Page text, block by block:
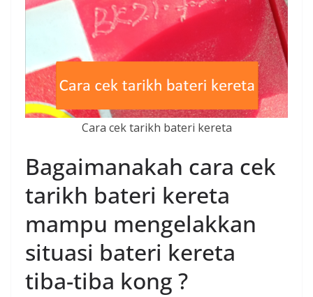
Cara cek tarikh bateri kereta
Bagaimanakah cara cek
tarikh bateri kereta
mampu mengelakkan
situasi bateri kereta
tiba-tiba kong ?